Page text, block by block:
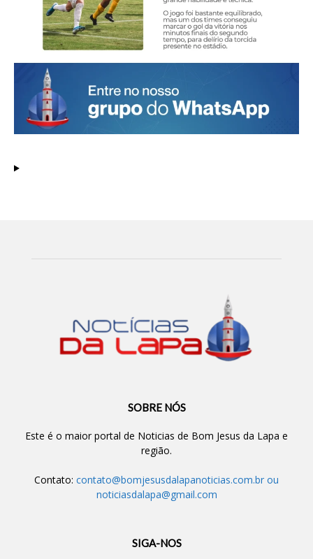
SOBRE NÓS
Este é o maior portal de Noticias de Bom Jesus da Lapa e
região.
Contato: contato@bomjesusdalapanoticias.com.br ou
noticiasdalapa@gmail.com
SIGA-NOS